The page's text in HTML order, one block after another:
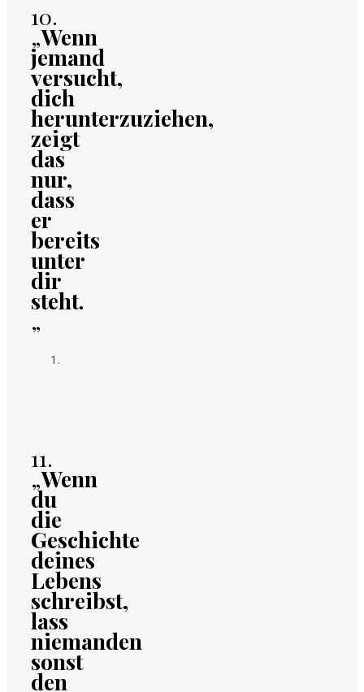
10.
„Wenn
jemand
versucht,
dich
herunterzuziehen,
zeigt
das
nur,
dass
er
bereits
unter
dir
steht.
„
11.
„Wenn
du
die
Geschichte
deines
Lebens
schreibst,
lass
niemanden
sonst
den